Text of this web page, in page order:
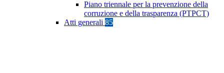
Piano triennale per la prevenzione della
corruzione e della trasparenza (PTPCT)
Atti generali 85